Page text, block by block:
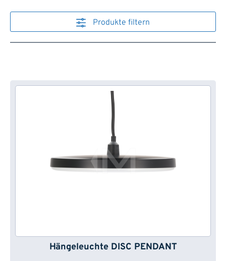
Produkte filtern
Hängeleuchte DISC PENDANT